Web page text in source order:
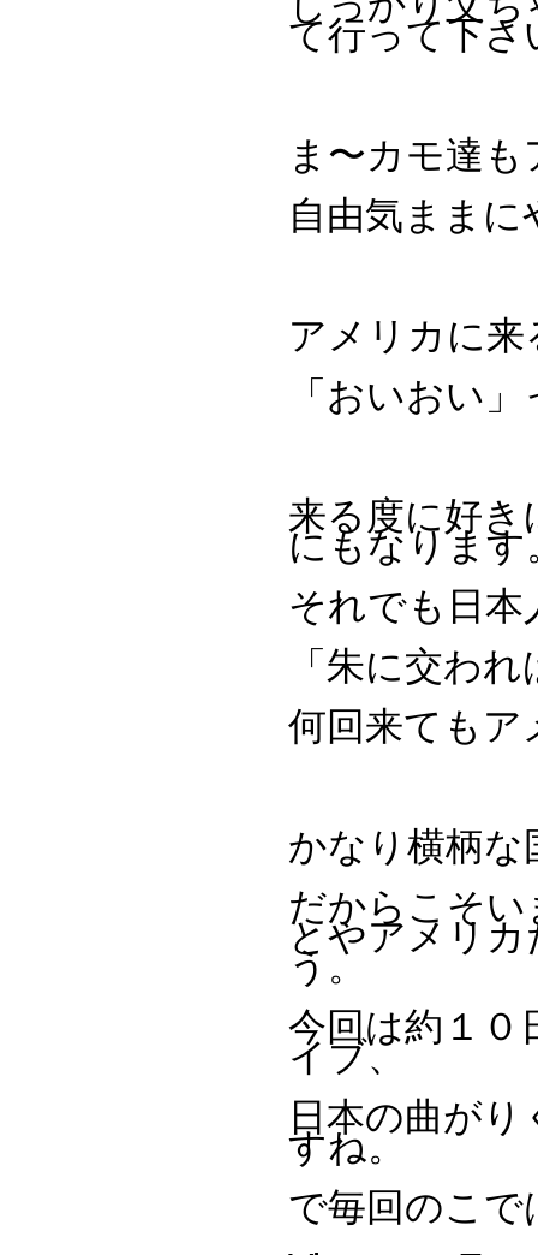
て行って下さ
ま〜カモ達
自由気まま
アメリカに
「おいおい
来る度に好
にもなります
それでも日本
「朱に交わ
何回来てもア
かなり横柄な
だからこそ
とやアメリ
う。
今回は約１０
イブ、
日本の曲が
すね。
で毎回のこ